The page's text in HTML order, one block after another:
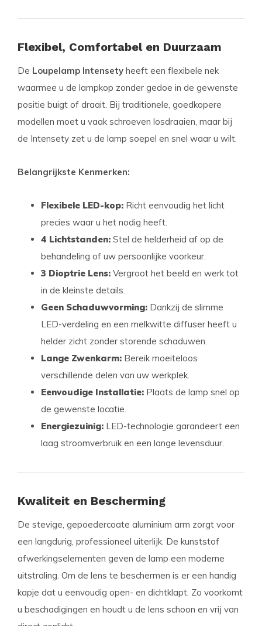
Flexibel, Comfortabel en Duurzaam
De Loupelamp Intensety heeft een flexibele nek
waarmee u de lampkop zonder gedoe in de gewenste
positie buigt of draait. Bij traditionele, goedkopere
modellen moet u vaak schroeven losdraaien, maar bij
de Intensety zet u de lamp soepel en snel waar u wilt.
Belangrijkste Kenmerken:
Flexibele LED-kop: Richt eenvoudig het licht
precies waar u het nodig heeft.
4 Lichtstanden: Stel de helderheid af op de
behandeling of uw persoonlijke voorkeur.
3 Dioptrie Lens: Vergroot het beeld en werk tot
in de kleinste details.
Geen Schaduwvorming: Dankzij de slimme
LED-verdeling en een melkwitte diffuser heeft u
helder zicht zonder storende schaduwen.
Lange Zwenkarm: Bereik moeiteloos
verschillende delen van uw werkplek.
Eenvoudige Installatie: Plaats de lamp snel op
de gewenste locatie.
Energiezuinig: LED-technologie garandeert een
laag stroomverbruik en een lange levensduur.
Kwaliteit en Bescherming
De stevige, gepoedercoate aluminium arm zorgt voor
een langdurig, professioneel uiterlijk. De kunststof
afwerkingselementen geven de lamp een moderne
uitstraling. Om de lens te beschermen is er een handig
kapje dat u eenvoudig open- en dichtklapt. Zo voorkomt
u beschadigingen en houdt u de lens schoon en vrij van